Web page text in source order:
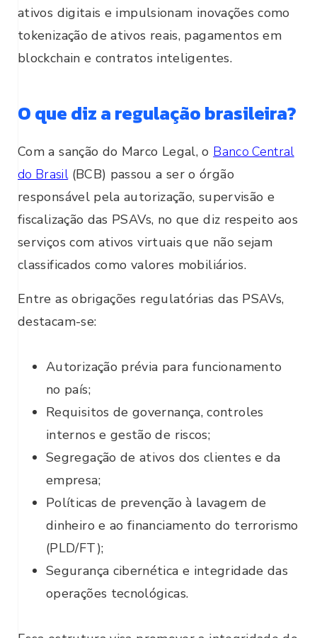
ativos digitais e impulsionam inovações como
tokenização de ativos reais, pagamentos em
blockchain e contratos inteligentes.
O que diz a regulação brasileira?
Com a sanção do Marco Legal, o Banco Central
do Brasil(BCB) passou a ser o órgão
responsável pela autorização, supervisão e
fiscalização das PSAVs, no que diz respeito aos
serviços com ativos virtuais que não sejam
classificados como valores mobiliários.
Entre as obrigações regulatórias das PSAVs,
destacam-se:
Autorização prévia para funcionamento
no país;
Requisitos de governança, controles
internos e gestão de riscos;
Segregação de ativos dos clientes e da
empresa;
Políticas de prevenção à lavagem de
dinheiro e ao financiamento do terrorismo
(PLD/FT);
Segurança cibernética e integridade das
operações tecnológicas.